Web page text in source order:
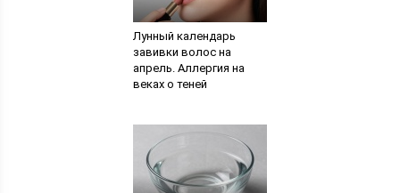
Лунный календарь
завивки волос на
апрель. Аллергия на
веках о теней